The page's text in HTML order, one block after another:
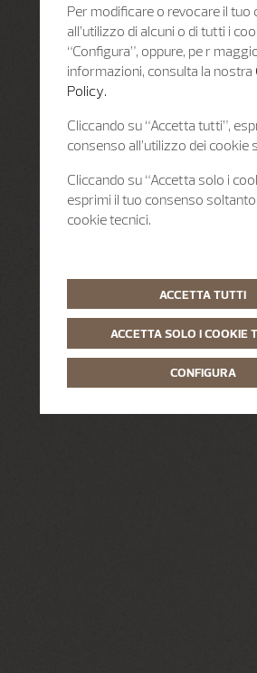
Per modificare o revocare il tuo
all’utilizzo di alcuni o di tutti i
“Configura”, oppure, pe r
informazioni, consulta la nostra
Policy.
Cliccando su “Accetta tutti”,
consenso all’utilizzo dei cookie
Cliccando su “Accetta solo i
esprimi il tuo consenso soltanto
cookie tecnici.
ACCETTA TUTTI
ACCETTA SOLO I COOKIE
CONFIGURA